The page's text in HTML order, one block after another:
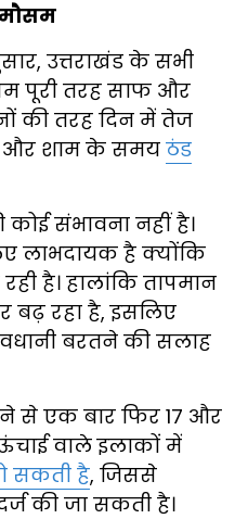
मौसम
उत्तराखंड के सभी
पूरी तरह साफ और
की तरह दिन में तेज
और शाम के समय ठंड
कोई संभावना नहीं है।
लाभदायक है क्योंकि
है। हालांकि तापमान
बढ़ रहा है, इसलिए
बरतने की सलाह
से एक बार फिर 17 और
वाले इलाकों में
सकती है, जिससे
की जा सकती है।